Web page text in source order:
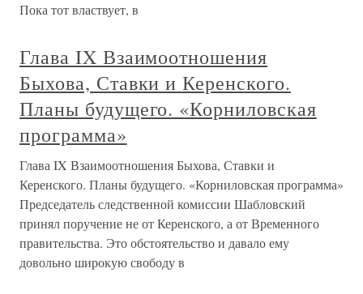
Пока тот властвует, в
Глава IX Взаимоотношения
Быхова, Ставки и Керенского.
Планы будущего. «Корниловская
программа»
Глава IX Взаимоотношения Быхова, Ставки и
Керенского. Планы будущего. «Корниловская программа»
Председатель следственной комиссии Шабловский
принял поручение не от Керенского, а от Временного
правительства. Это обстоятельство и давало ему
довольно широкую свободу в